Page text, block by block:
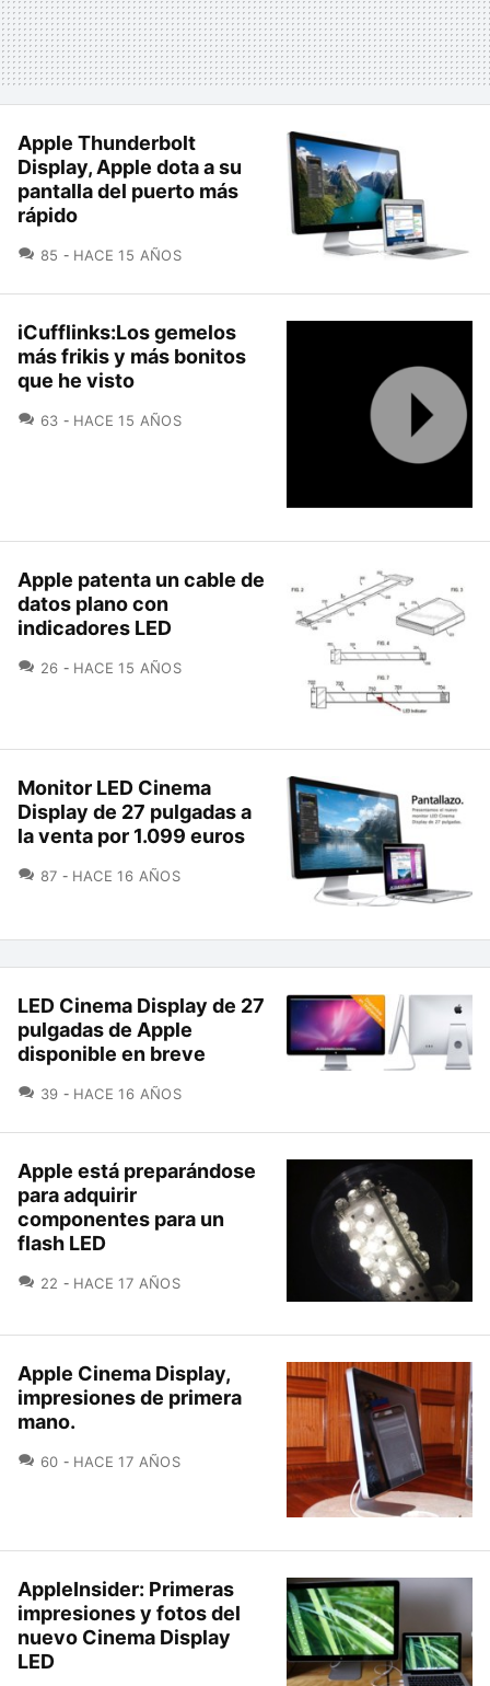
Apple Thunderbolt
Display, Apple dota a su
pantalla del puerto más
rápido
85 COMENTARIOS
HACE 15 AÑOS
iCufflinks:Los gemelos
más frikis y más bonitos
que he visto
63 COMENTARIOS
HACE 15 AÑOS
Apple patenta un cable de
datos plano con
indicadores LED
26 COMENTARIOS
HACE 15 AÑOS
Monitor LED Cinema
Display de 27 pulgadas a
la venta por 1.099 euros
87 COMENTARIOS
HACE 16 AÑOS
LED Cinema Display de 27
pulgadas de Apple
disponible en breve
39 COMENTARIOS
HACE 16 AÑOS
Apple está preparándose
para adquirir
componentes para un
flash LED
22 COMENTARIOS
HACE 17 AÑOS
Apple Cinema Display,
impresiones de primera
mano.
60 COMENTARIOS
HACE 17 AÑOS
AppleInsider: Primeras
impresiones y fotos del
nuevo Cinema Display
LED